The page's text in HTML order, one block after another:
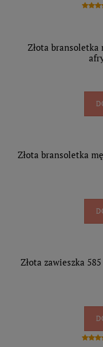
Złota
Złota bransoletka
Złota zawieszka